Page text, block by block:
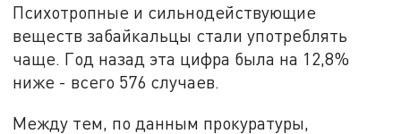
Психотропные и сильнодействующие
веществ забайкальцы стали употреблять
чаще. Год назад эта цифра была на 12,8%
ниже - всего 576 случаев.
Между тем, по данным прокуратуры,